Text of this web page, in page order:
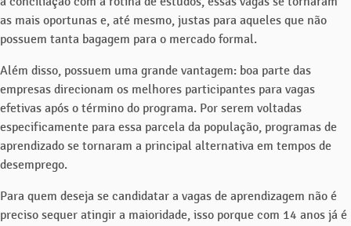
as mais oportunas e, até mesmo, justas para aqueles que não
possuem tanta bagagem para o mercado formal.
Além disso, possuem uma grande vantagem: boa parte das
empresas direcionam os melhores participantes para vagas
efetivas após o término do programa. Por serem voltadas
especificamente para essa parcela da população, programas de
aprendizado se tornaram a principal alternativa em tempos de
desemprego.
Para quem deseja se candidatar a vagas de aprendizagem não é
preciso sequer atingir a maioridade, isso porque com 14 anos já é